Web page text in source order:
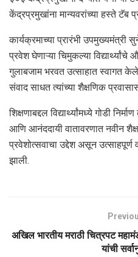
केंद्रप्रमुखांना मान्यवरांच्या हस्ते टॅब
कार्यक्रमाच्या प्रारंभी उपमुख्यमंत्री
प्रवेश घेणाऱ्या चिमुकल्या
गुलाबजाम भरवत उत्साहात स्वागत केले.
संवाद साधत त्यांच्या शैक्षणिक
शिक्षणाबद्दल विद्यार्थ्यांमध्ये गोडी
आणि आनंददायी वातावरणात नवीन
प्रवेशोत्सवाचा उद्देश असून उत्साहपूर्ण
झाली.
अखिल भारतीय मराठी चित्रपट
यांची